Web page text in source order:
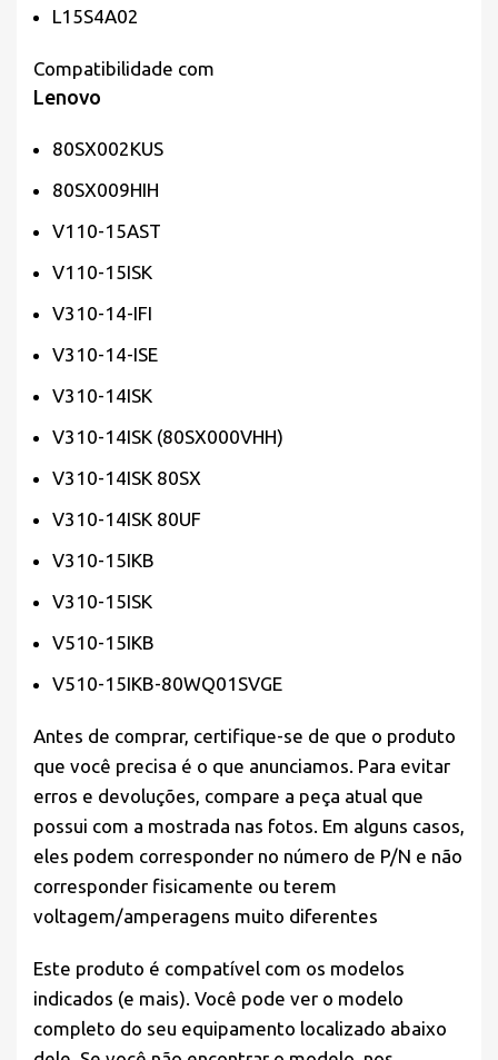
L15S4A02
Compatibilidade com
Lenovo
80SX002KUS
80SX009HIH
V110-15AST
V110-15ISK
V310-14-IFI
V310-14-ISE
V310-14ISK
V310-14ISK (80SX000VHH)
V310-14ISK 80SX
V310-14ISK 80UF
V310-15IKB
V310-15ISK
V510-15IKB
V510-15IKB-80WQ01SVGE
Antes de comprar, certifique-se de que o produto
que você precisa é o que anunciamos. Para evitar
erros e devoluções, compare a peça atual que
possui com a mostrada nas fotos. Em alguns casos,
eles podem corresponder no número de P/N e não
corresponder fisicamente ou terem
voltagem/amperagens muito diferentes
Este produto é compatível com os modelos
indicados (e mais). Você pode ver o modelo
completo do seu equipamento localizado abaixo